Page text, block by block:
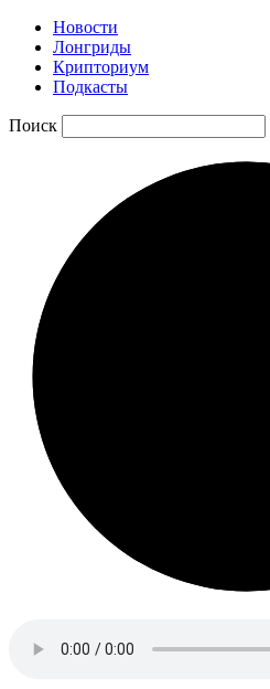
Новости
Лонгриды
Крипториум
Подкасты
Поиск